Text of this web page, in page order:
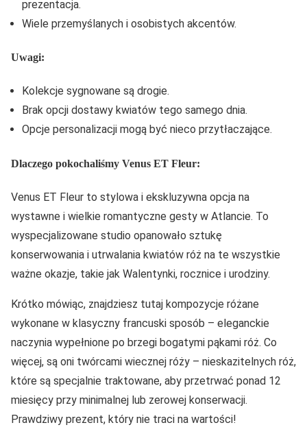
prezentacja.
Wiele przemyślanych i osobistych akcentów.
Uwagi:
Kolekcje sygnowane są drogie.
Brak opcji dostawy kwiatów tego samego dnia.
Opcje personalizacji mogą być nieco przytłaczające.
Dlaczego pokochaliśmy Venus ET Fleur:
Venus ET Fleur to stylowa i ekskluzywna opcja na
wystawne i wielkie romantyczne gesty w Atlancie. To
wyspecjalizowane studio opanowało sztukę
konserwowania i utrwalania kwiatów róż na te wszystkie
ważne okazje, takie jak Walentynki, rocznice i urodziny.
Krótko mówiąc, znajdziesz tutaj kompozycje różane
wykonane w klasyczny francuski sposób – eleganckie
naczynia wypełnione po brzegi bogatymi pąkami róż. Co
więcej, są oni twórcami wiecznej róży – nieskazitelnych róż,
które są specjalnie traktowane, aby przetrwać ponad 12
miesięcy przy minimalnej lub zerowej konserwacji.
Prawdziwy prezent, który nie traci na wartości!